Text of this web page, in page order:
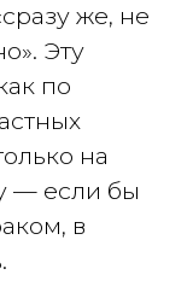
же, не
Эту
по
на
— если бы
в